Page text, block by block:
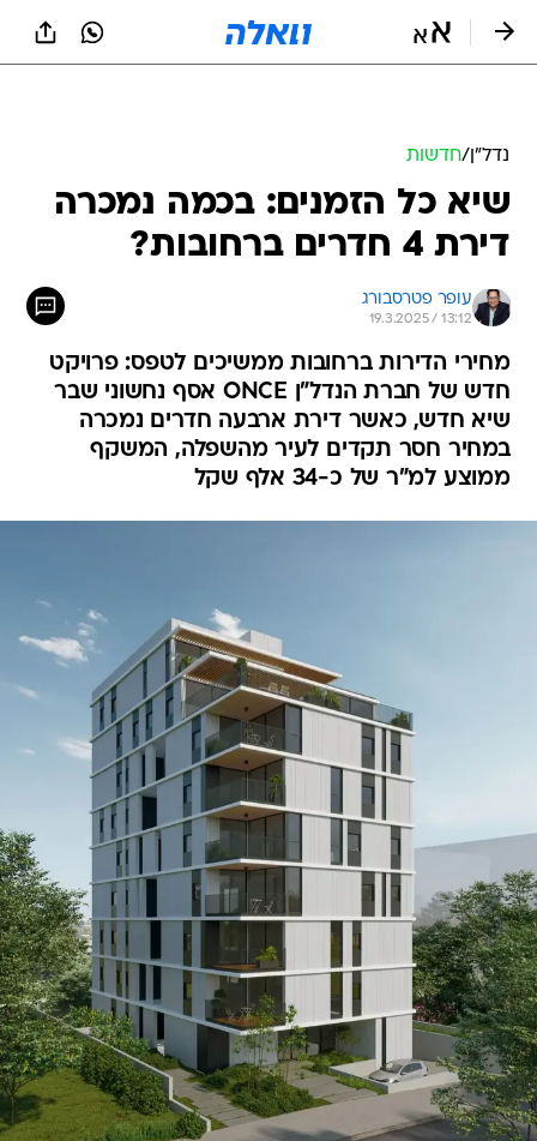
נדל״ן/חדשות
שיא כל הזמנים: בכמה נמכרה
דירת 4 חדרים ברחובות?
עופר פטרסבורג
19.3.2025 / 13:12
מחירי הדירות ברחובות ממשיכים לטפס: פרויקט
חדש של חברת הנדל"ן ONCE אסף נחשוני שבר
שיא חדש, כאשר דירת ארבעה חדרים נמכרה
במחיר חסר תקדים לעיר מהשפלה, המשקף
ממוצע למ"ר של כ-34 אלף שקל